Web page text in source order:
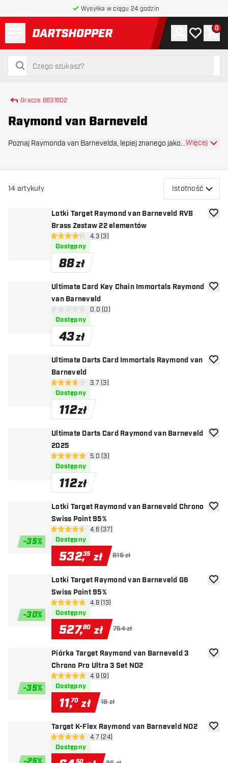
Wysyłka w ciągu 24 godzin
powrót do strony głównej
szukaj
szukaj
Konto
Moja lista
0
Gracze 8631602
Raymond van Barneveld
Poznaj Raymonda van Barnevelda, lepiej znanego jako
Więcej
14 artykuły Istotność
Lotki Target Raymond van Barneveld RVB
Brass Zestaw 22 elementów
otwórz panel recenzji
4.3 gwiazdki oceny
4.3 (3)
Dostępny
88zł
Ultimate Card Key Chain Immortals Raymond
van Barneveld
otwórz panel recenzji
0 gwiazdki oceny0.0 (0)
Dostępny
43zł
Ultimate Darts Card Immortals Raymond van
Barneveld
otwórz panel recenzji
3.7 gwiazdki oceny
3.7 (3)
Dostępny
112zł
Ultimate Darts Card Raymond van Barneveld
2025
otwórz panel recenzji
5 gwiazdki oceny5.0 (3)
Dostępny
112zł
-35%
Lotki Target Raymond van Barneveld Chrono
Swiss Point 95%
otwórz panel recenzji
4.6 gwiazdki oceny
4.6 (37)
Dostępny
532,35 zł 819 zł
-30%
Lotki Target Raymond van Barneveld G6
Swiss Point 95%
otwórz panel recenzji
4.8 gwiazdki oceny
4.8 (13)
Dostępny
527,80 zł 754 zł
-35%
Piórka Target Raymond van Barneveld 3
Chrono Pro Ultra 3 Set NO2
otwórz panel recenzji
4.9 gwiazdki oceny
4.9 (9)
Dostępny
11,70 zł 18 zł
Target K-Flex Raymond van Barneveld NO2
otwórz panel recenzji
4.7 gwiazdki oceny
4.7 (24)
Dostępny